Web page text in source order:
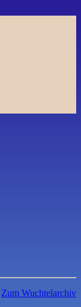
Zum Wuchtelarchiv